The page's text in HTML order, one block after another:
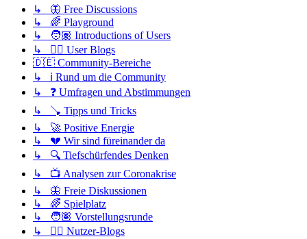
↳ 🦋 Free Discussions
↳ 🌈 Playground
↳ 🧑🏽 Introductions of Users
↳ ✍🏽 User Blogs
🇩🇪 Community-Bereiche
↳ ℹ️ Rund um die Community
↳ ❓ Umfragen und Abstimmungen
↳ 🪠 Tipps und Tricks
↳ 🚀 Positive Energie
↳ 💔 Wir sind füreinander da
↳ 🔍 Tiefschürfendes Denken
↳ 📺 Analysen zur Coronakrise
↳ 🦋 Freie Diskussionen
↳ 🌈 Spielplatz
↳ 🧑🏽 Vorstellungsrunde
↳ ✍🏽 Nutzer-Blogs